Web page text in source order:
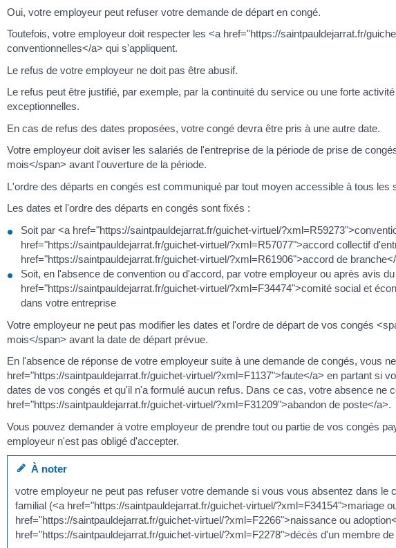
Oui, votre employeur peut refuser votre demande de départ en congé.
Toutefois, votre employeur doit respecter les <a href="https://saintpauldejarrat.fr/
conventionnelles</a> qui s'appliquent.
Le refus de votre employeur ne doit pas être abusif.
Le refus peut être justifié, par exemple, par la continuité du service ou une forte
exceptionnelles.
En cas de refus des dates proposées, votre congé devra être pris à une autre date.
Votre employeur doit aviser les salariés de l'entreprise de la période de prise de
mois</span> avant l'ouverture de la période.
L'ordre des départs en congés est communiqué par tout moyen accessible à tous les
Les dates et l'ordre des départs en congés sont fixés :
Soit par <a href="https://saintpauldejarrat.fr/guichet-virtuel/
href="https://saintpauldejarrat.fr/guichet-virtuel/?xml=R57077">accord collectif
href="https://saintpauldejarrat.fr/guichet-virtuel/?xml=R61906">accord de
Soit, en l'absence de convention ou d'accord, par votre employeur ou après avis
href="https://saintpauldejarrat.fr/guichet-virtuel/?xml=F34474">comité social et
dans votre entreprise
Votre employeur ne peut pas modifier les dates et l'ordre de départ de vos congés
mois</span> avant la date de départ prévue.
En l'absence de réponse de votre employeur suite à une demande de congés, vous
href="https://saintpauldejarrat.fr/guichet-virtuel/?xml=F1137">faute</a> en partant si
dates de vos congés et qu'il n'a formulé aucun refus. Dans ce cas, votre absence ne
href="https://saintpauldejarrat.fr/guichet-virtuel/?xml=F31209">abandon de poste</a>.
Vous pouvez demander à votre employeur de prendre tout ou partie de vos congés
employeur n'est pas obligé d'accepter.
À noter
votre employeur ne peut pas refuser votre demande si vous vous absentez dans le
familial (<a href="https://saintpauldejarrat.fr/guichet-virtuel/?xml=F34154">mariage
href="https://saintpauldejarrat.fr/guichet-virtuel/?xml=F2266">naissance ou
href="https://saintpauldejarrat.fr/guichet-virtuel/?xml=F2278">décès d'un membre